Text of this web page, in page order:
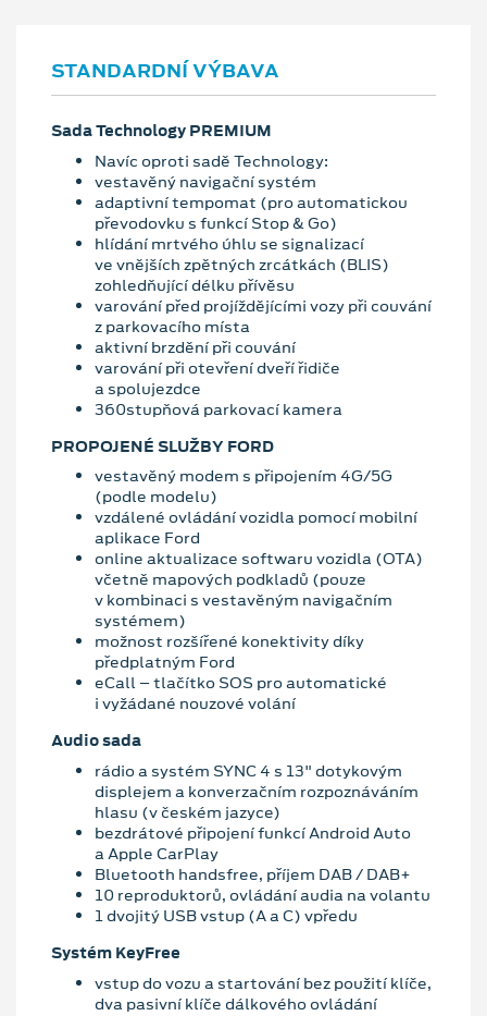
STANDARDNÍ VÝBAVA
Sada Technology PREMIUM
Navíc oproti sadě Technology:
vestavěný navigační systém
adaptivní tempomat (pro automatickou
převodovku s funkcí Stop & Go)
hlídání mrtvého úhlu se signalizací
ve vnějších zpětných zrcátkách (BLIS)
zohledňující délku přívěsu
varování před projíždějícími vozy při couvání
z parkovacího místa
aktivní brzdění při couvání
varování při otevření dveří řidiče
a spolujezdce
360stupňová parkovací kamera
PROPOJENÉ SLUŽBY FORD
vestavěný modem s připojením 4G/5G
(podle modelu)
vzdálené ovládání vozidla pomocí mobilní
aplikace Ford
online aktualizace softwaru vozidla (OTA)
včetně mapových podkladů (pouze
v kombinaci s vestavěným navigačním
systémem)
možnost rozšířené konektivity díky
předplatným Ford
eCall – tlačítko SOS pro automatické
i vyžádané nouzové volání
Audio sada
rádio a systém SYNC 4 s 13" dotykovým
displejem a konverzačním rozpoznáváním
hlasu (v českém jazyce)
bezdrátové připojení funkcí Android Auto
a Apple CarPlay
Bluetooth handsfree, příjem DAB / DAB+
10 reproduktorů, ovládání audia na volantu
1 dvojitý USB vstup (A a C) vpředu
Systém KeyFree
vstup do vozu a startování bez použití klíče,
dva pasivní klíče dálkového ovládání